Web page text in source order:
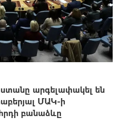
արգելափակել են
ՄԱԿ-ի
բանաձևը